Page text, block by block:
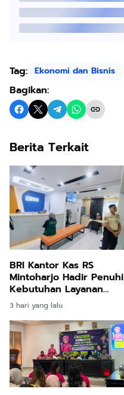
Tag: Ekonomi dan Bisnis
Bagikan:
Berita Terkait
BRI Kantor Kas RS
Mintoharjo Hadir Penuhi
Kebutuhan Layanan
Perbankan Pengelola,
Karyawan, Pasien, dan
Masyarakat Umum
3 hari yang lalu